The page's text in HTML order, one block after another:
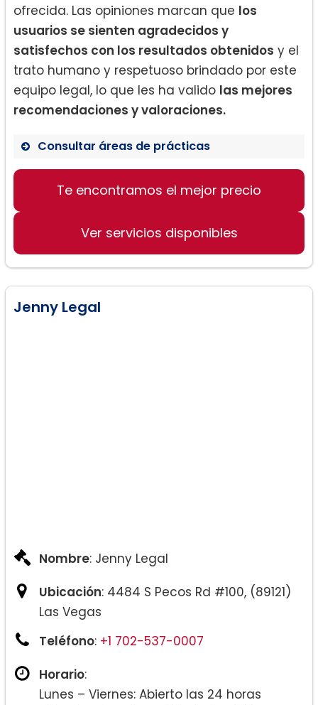
ofrecida. Las opiniones marcan que los
usuarios se sienten agradecidos y
satisfechos con los resultados obtenidos y el
trato humano y respetuoso brindado por este
equipo legal, lo que les ha valido las mejores
recomendaciones y valoraciones.
Consultar áreas de prácticas
Derecho Civil
Derecho de Familia
Te encontramos el mejor precio
Ver servicios disponibles
Jenny Legal
Nombre: Jenny Legal
Ubicación: 4484 S Pecos Rd #100, (89121)
Las Vegas
Teléfono: +1 702-537-0007
Horario:
Lunes – Viernes: Abierto las 24 horas